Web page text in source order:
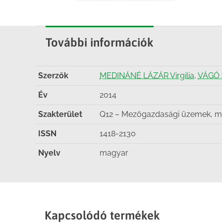
További információk
Szerzők MEDINÁNÉ LÁZÁR Virgilia,
Év 2014
Szakterület Q12 – Mezőgazdasági üzemek,
ISSN 1418-2130
Nyelv magyar
Kapcsolódó termékek